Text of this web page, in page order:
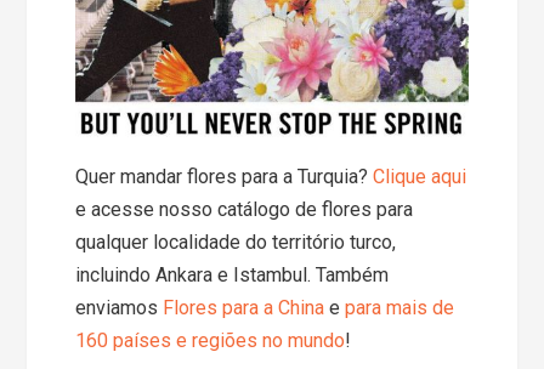
Quer mandar flores para a Turquia?Clique aqui
e acesse nosso catálogo de flores para
qualquer localidade do território turco,
incluindo Ankara e Istambul. Também
enviamos Flores para a China epara mais de
160 países e regiões no mundo!